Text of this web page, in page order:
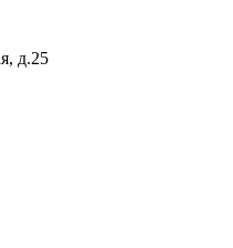
д.25